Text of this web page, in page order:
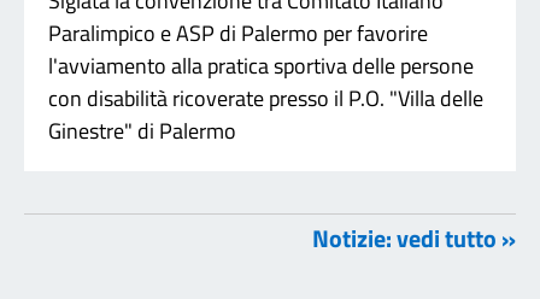
Paralimpico e ASP di Palermo per favorire
l'avviamento alla pratica sportiva delle persone
con disabilità ricoverate presso il P.O. "Villa delle
Ginestre" di Palermo
Notizie: vedi tutto »